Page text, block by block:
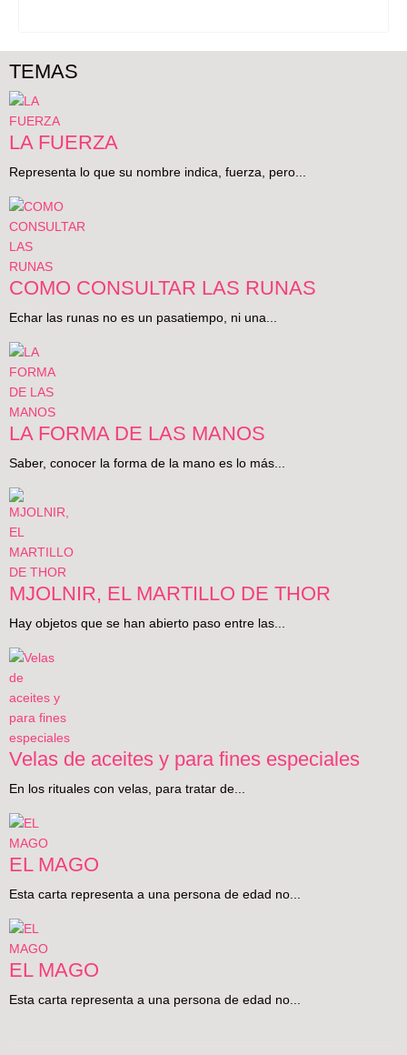
TEMAS
LA FUERZA
Representa lo que su nombre indica, fuerza, pero...
COMO CONSULTAR LAS RUNAS
Echar las runas no es un pasatiempo, ni una...
LA FORMA DE LAS MANOS
Saber, conocer la forma de la mano es lo más...
MJOLNIR, EL MARTILLO DE THOR
Hay objetos que se han abierto paso entre las...
Velas de aceites y para fines especiales
En los rituales con velas, para tratar de...
EL MAGO
Esta carta representa a una persona de edad no...
EL MAGO
Esta carta representa a una persona de edad no...